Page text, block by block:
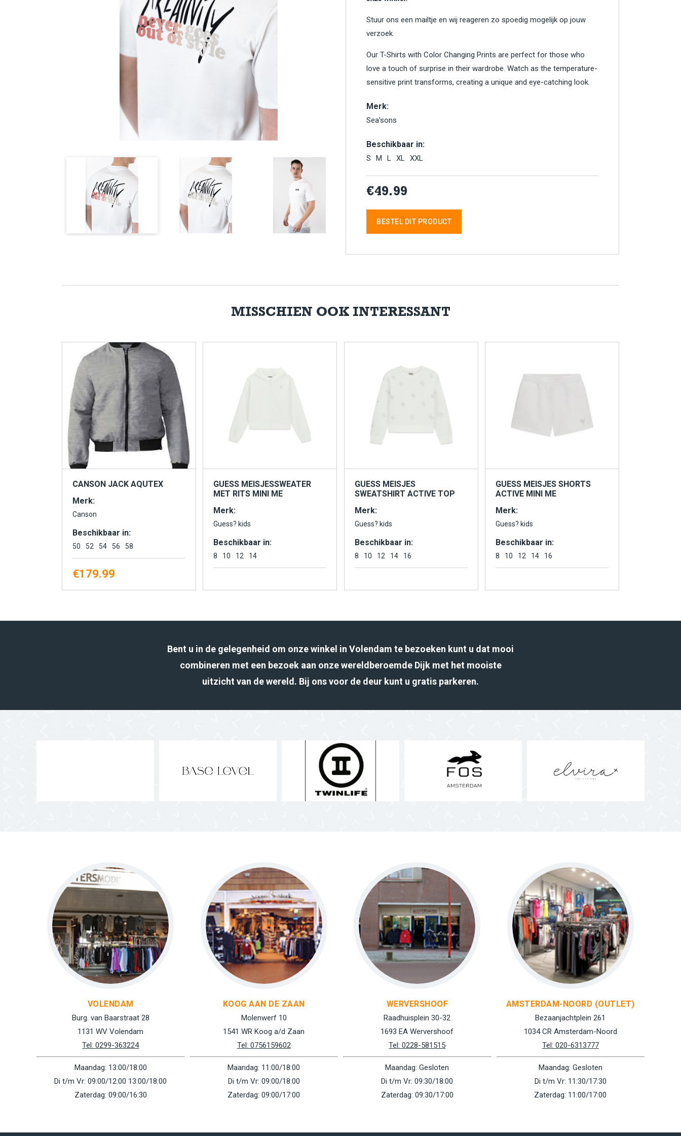
Stuur ons een mailtje en wij reageren zo spoedig mogelijk op jouw
verzoek.
Our T-Shirts with Color Changing Prints are perfect for those who
love a touch of surprise in their wardrobe. Watch as the temperature-
sensitive print transforms, creating a unique and eye-catching look.
Merk:
Sea'sons
Beschikbaar in:
S M L XL XXL
€49.99
BESTEL DIT PRODUCT
MISSCHIEN OOK INTERESSANT
CANSON JACK AQUTEX
Merk:
Canson
Beschikbaar in:
50 52 54 56 58
€179.99
GUESS MEISJESSWEATER
MET RITS MINI ME
Merk:
Guess? kids
Beschikbaar in:
8 10 12 14
GUESS MEISJES
SWEATSHIRT ACTIVE TOP
Merk:
Guess? kids
Beschikbaar in:
8 10 12 14 16
GUESS MEISJES SHORTS
ACTIVE MINI ME
Merk:
Guess? kids
Beschikbaar in:
8 10 12 14 16
Bent u in de gelegenheid om onze winkel in Volendam te bezoeken kunt u dat mooi
combineren met een bezoek aan onze wereldberoemde Dijk met het mooiste
uitzicht van de wereld. Bij ons voor de deur kunt u gratis parkeren.
VOLENDAM
Burg. van Baarstraat 28
1131 WV Volendam
Tel: 0299-363224
Maandag: 13:00/18:00
Di t/m Vr: 09:00/12:00 13:00/18:00
Zaterdag: 09:00/16:30
KOOG AAN DE ZAAN
Molenwerf 10
1541 WR Koog a/d Zaan
Tel: 0756159602
Maandag: 11:00/18:00
Di t/m Vr: 09:00/18:00
Zaterdag: 09:00/17:00
WERVERSHOOF
Raadhuisplein 30-32
1693 EA Wervershoof
Tel: 0228-581515
Maandag: Gesloten
Di t/m Vr: 09:30/18:00
Zaterdag: 09:30/17:00
AMSTERDAM-NOORD (OUTLET)
Bezaanjachtplein 261
1034 CR Amsterdam-Noord
Tel: 020-6313777
Maandag: Gesloten
Di t/m Vr: 11:30/17:30
Zaterdag: 11:00/17:00